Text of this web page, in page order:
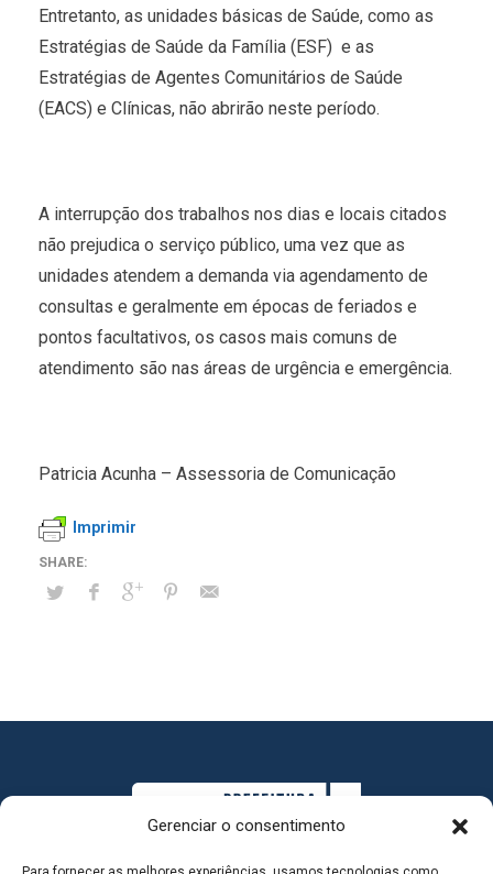
Gerenciar o consentimento
Entretanto, as unidades básicas de Saúde, como as
Estratégias de Saúde da Família (ESF) e as
Estratégias de Agentes Comunitários de Saúde
(EACS) e Clínicas, não abrirão neste período.
A interrupção dos trabalhos nos dias e locais citados
não prejudica o serviço público, uma vez que as
unidades atendem a demanda via agendamento de
consultas e geralmente em épocas de feriados e
pontos facultativos, os casos mais comuns de
atendimento são nas áreas de urgência e emergência.
Patricia Acunha – Assessoria de Comunicação
Imprimir